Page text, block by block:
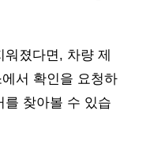
졌다면, 차량 제
서 확인을 요청하
를 찾아볼 수 있습